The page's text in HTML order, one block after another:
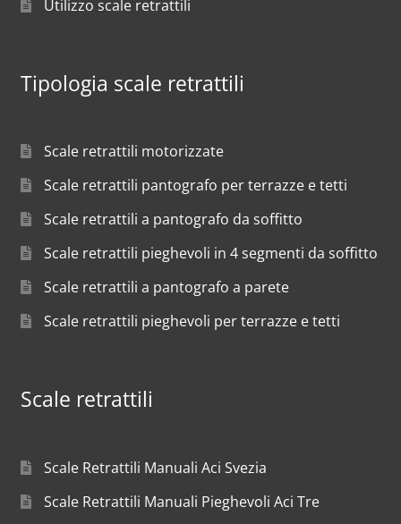
Utilizzo scale retrattili
Tipologia scale retrattili
Scale retrattili motorizzate
Scale retrattili pantografo per terrazze e tetti
Scale retrattili a pantografo da soffitto
Scale retrattili pieghevoli in 4 segmenti da soffitto
Scale retrattili a pantografo a parete
Scale retrattili pieghevoli per terrazze e tetti
Scale retrattili
Scale Retrattili Manuali Aci Svezia
Scale Retrattili Manuali Pieghevoli Aci Tre